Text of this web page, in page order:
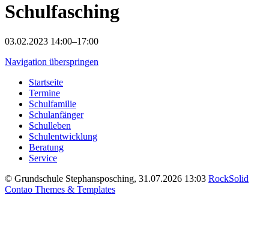
Schulfasching
03.02.2023 14:00–17:00
Navigation überspringen
Startseite
Termine
Schulfamilie
Schulanfänger
Schulleben
Schulentwicklung
Beratung
Service
© Grundschule Stephansposching, 31.07.2026 13:03 RockSolid
Contao Themes & Templates